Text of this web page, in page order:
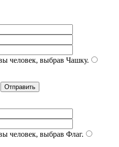
человек, выбрав Чашку.
человек, выбрав Флаг.